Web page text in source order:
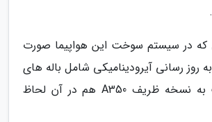
که در سیستم سوخت این هواپیما صورت
روز رسانی آیرودینامیکی شامل باله های
طولانی تر نسبت به نسخه ظریف A350 هم در آن لحاظ